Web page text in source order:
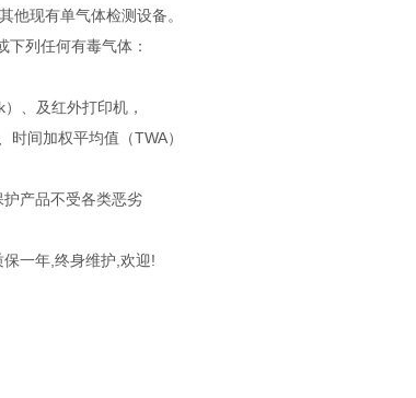
他现有单气体检测设备。
列任何有毒气体：
、及红外打印机，
间加权平均值（TWA）
产品不受各类恶劣
一年,终身维护,欢迎!